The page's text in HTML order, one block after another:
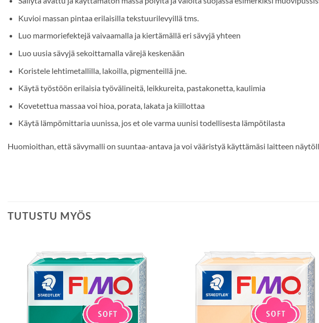
Kuvioi massan pintaa erilaisilla tekstuurilevyillä tms.
Luo marmoriefektejä vaivaamalla ja kiertämällä eri sävyjä yhteen
Luo uusia sävyjä sekoittamalla värejä keskenään
Koristele lehtimetallilla, lakoilla, pigmenteillä jne.
Käytä työstöön erilaisia työvälineitä, leikkureita, pastakonetta, kaulimia
Kovetettua massaa voi hioa, porata, lakata ja kiillottaa
Käytä lämpömittaria uunissa, jos et ole varma uunisi todellisesta lämpötilasta
Huomioithan, että sävymalli on suuntaa-antava ja voi vääristyä käyttämäsi laitteen
TUTUSTU MYÖS